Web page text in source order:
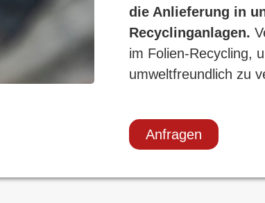
die Anlieferung in
Recyclinganlagen.
im Folien-Recycling,
umweltfreundlich zu
Anfragen